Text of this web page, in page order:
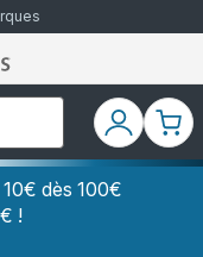
Accueil
Rowenta
Mon
compte
Mon
dès 100€
!